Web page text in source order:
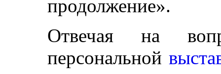
продолжение».
Отвечая на
персональной